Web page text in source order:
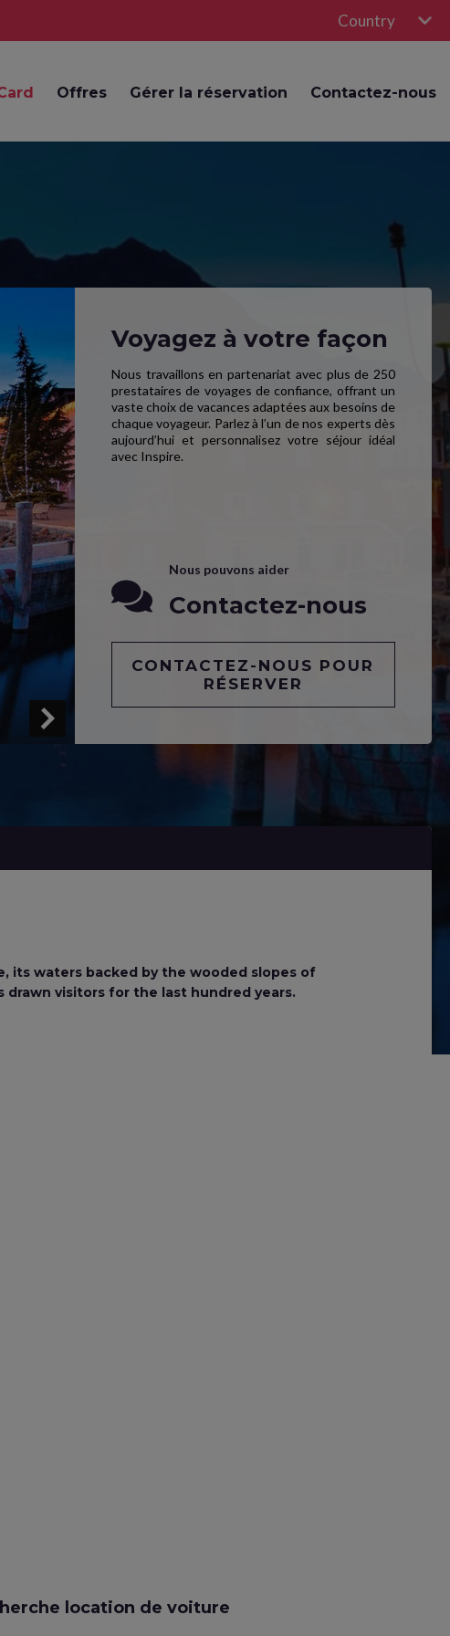
Country
Offres Gérer la réservation Contactez-nous
Voyagez à votre façon
Nous travaillons en partenariat avec plus de 250
prestataires de voyages de confiance, offrant un
vaste choix de vacances adaptées aux besoins de
chaque voyageur. Parlez à l’un de nos experts dès
aujourd’hui et personnalisez votre séjour idéal
avec Inspire.
Nous pouvons aider
Contactez-nous
CONTACTEZ-NOUS POUR
RÉSERVER
its waters backed by the wooded slopes of
visitors for the last hundred years.
location de voiture